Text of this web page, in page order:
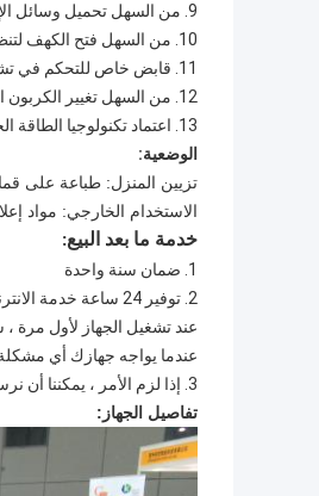
9. من السهل تحميل وسائل الإعلام داخل وخارج الفرن أثناء عمل الجهاز
10. من السهل فتح الكهف لتنظيف داخل الفرن
11. قابض خاص للتحكم في تشغيل أو إيقاف نظام التغذية ، من السهل عليك تحميل مواد اللف.
12. من السهل تغيير الكربون النشط من مرشح
13. اعتماد تكنولوجيا الطاقة الحرارية الأكثر تقدما انخفاض استهلاك الطاقة ، وتوفير الكهرباء والحفاظ على تكاليف الطاقة.
الوضعية:
تزيين المنزل: طباعة على
الاستخدام الخارجي: مواد
خدمة ما بعد البيع:
1. ضمان سنة واحدة
2. توفير 24 ساعة خدمة الانترنت.
عند تشغيل الجهاز لأول مرة
عندما يواجه جهازك أي
3. إذا لزم الأمر ، يمكننا أن نرسل لك قطع غيار جديدة.
تفاصيل الجهاز: